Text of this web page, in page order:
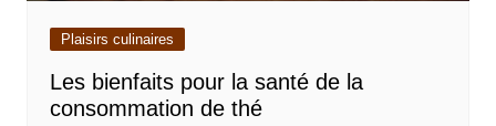
Plaisirs culinaires
Les bienfaits pour la santé de la
consommation de thé